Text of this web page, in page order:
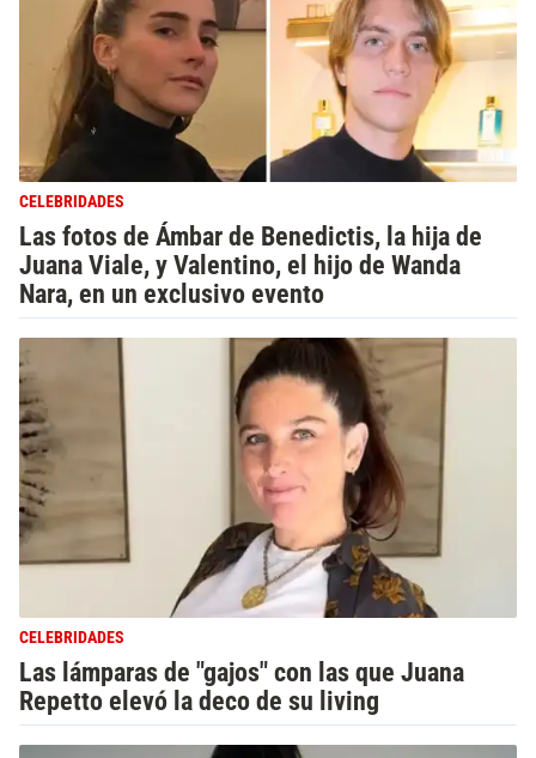
CELEBRIDADES
Las fotos de Ámbar de Benedictis, la hija de
Juana Viale, y Valentino, el hijo de Wanda
Nara, en un exclusivo evento
CELEBRIDADES
Las lámparas de "gajos" con las que Juana
Repetto elevó la deco de su living